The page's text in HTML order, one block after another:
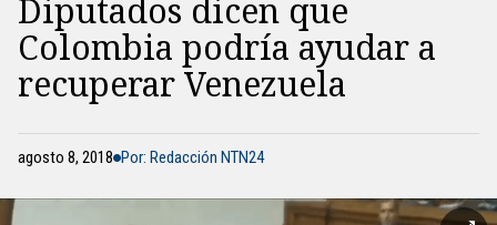
Diputados dicen que
Colombia podría ayudar a
recuperar Venezuela
agosto 8, 2018 Por: Redacción NTN24